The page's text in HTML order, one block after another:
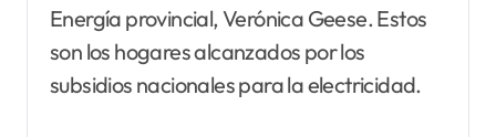
Energía provincial, Verónica Geese. Estos
son los hogares alcanzados por los
subsidios nacionales para la electricidad.